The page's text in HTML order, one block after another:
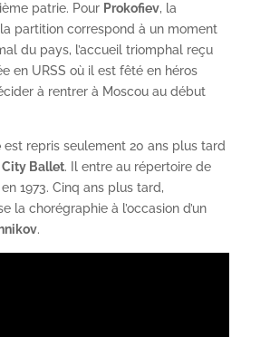
patrie. Pour Prokofiev, la
partition correspond à un moment
du pays, l’accueil triomphal reçu
en URSS où il est fêté en héros
à rentrer à Moscou au début
est repris seulement 20 ans plus tard
City Ballet. Il entre au répertoire de
1973. Cinq ans plus tard,
la chorégraphie à l’occasion d’un
.